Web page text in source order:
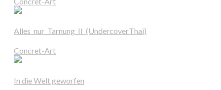
Alles_nur_Tarnung_II_(UndercoverThai)
Concret-Art
In die Welt geworfen